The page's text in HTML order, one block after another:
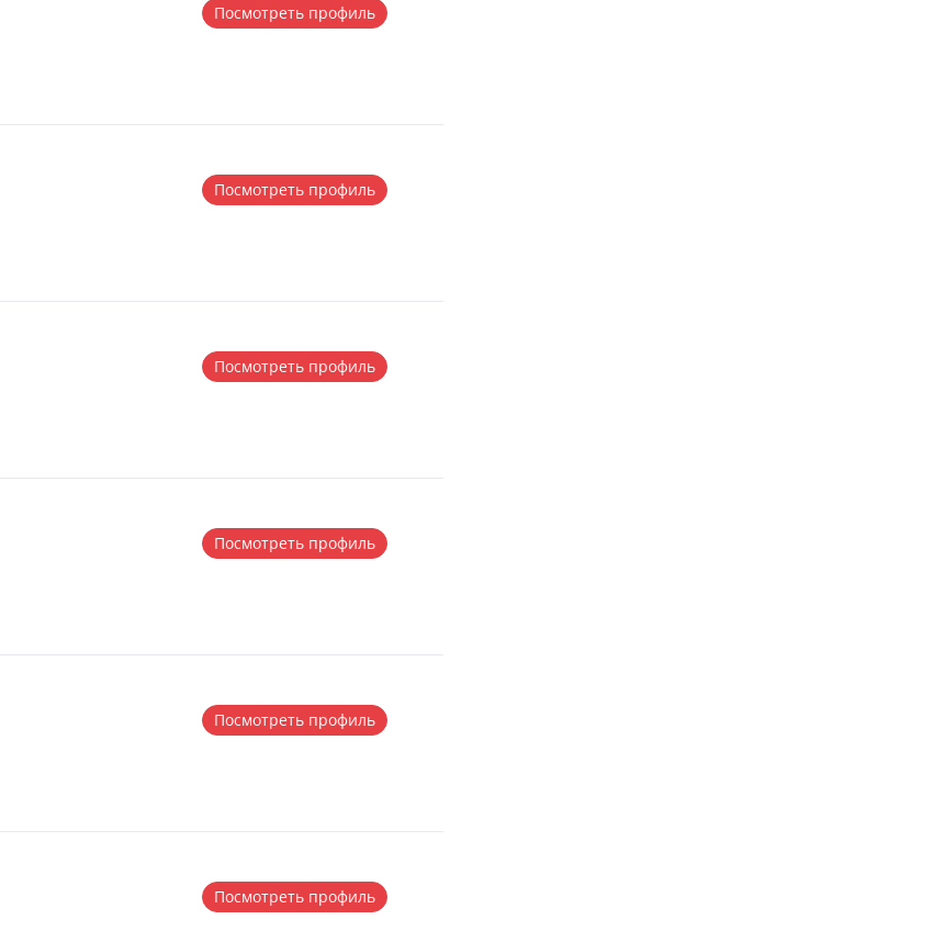
Посмотреть профиль
Посмотреть профиль
Посмотреть профиль
Посмотреть профиль
Посмотреть профиль
Посмотреть профиль